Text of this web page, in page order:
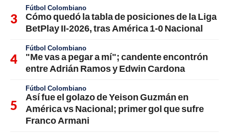
Fútbol Colombiano
Cómo quedó la tabla de posiciones de la Liga
BetPlay II-2026, tras América 1-0 Nacional
Fútbol Colombiano
"Me vas a pegar a mí"; candente encontrón
entre Adrián Ramos y Edwin Cardona
Fútbol Colombiano
Así fue el golazo de Yeison Guzmán en
América vs Nacional; primer gol que sufre
Franco Armani